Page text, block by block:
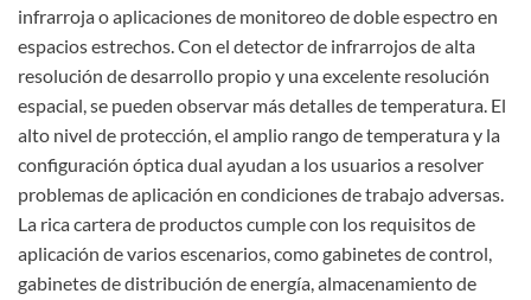
infrarroja o aplicaciones de monitoreo de doble espectro en
espacios estrechos. Con el detector de infrarrojos de alta
resolución de desarrollo propio y una excelente resolución
espacial, se pueden observar más detalles de temperatura. El
alto nivel de protección, el amplio rango de temperatura y la
configuración óptica dual ayudan a los usuarios a resolver
problemas de aplicación en condiciones de trabajo adversas.
La rica cartera de productos cumple con los requisitos de
aplicación de varios escenarios, como gabinetes de control,
gabinetes de distribución de energía, almacenamiento de